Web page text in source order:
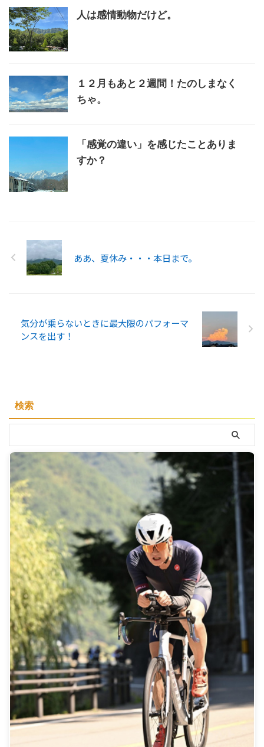
人は感情動物だけど。
１２月もあと２週間！たのしまなく
ちゃ。
「感覚の違い」を感じたことありま
すか？
ああ、夏休み・・・本日まで。
気分が乗らないときに最大限のパフォーマ
ンスを出す！
検索